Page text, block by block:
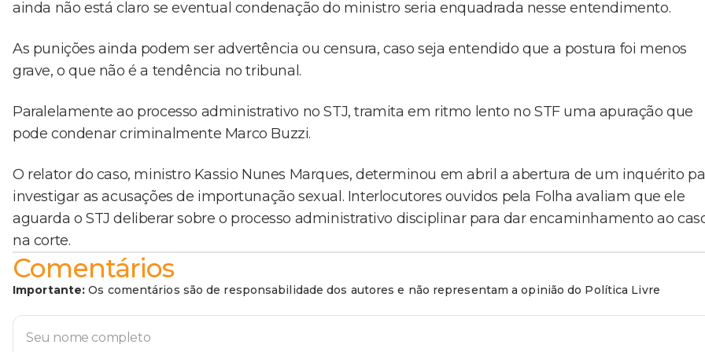
ainda não está claro se eventual condenação do ministro seria enquadrada nesse entendimento.
As punições ainda podem ser advertência ou censura, caso seja entendido que a postura foi menos
grave, o que não é a tendência no tribunal.
Paralelamente ao processo administrativo no STJ, tramita em ritmo lento no STF uma apuração que
pode condenar criminalmente Marco Buzzi.
O relator do caso, ministro Kassio Nunes Marques, determinou em abril a abertura de um inquérito
investigar as acusações de importunação sexual. Interlocutores ouvidos pela Folha avaliam que ele
aguarda o STJ deliberar sobre o processo administrativo disciplinar para dar encaminhamento ao
na corte.
Comentários
Importante: Os comentários são de responsabilidade dos autores e não representam a opinião do Política Livre